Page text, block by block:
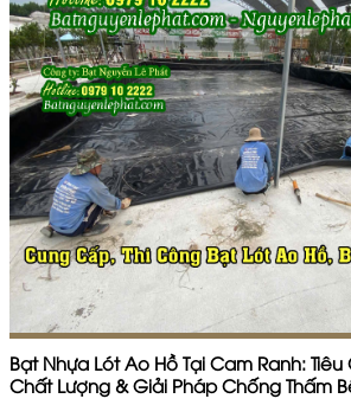
Bạt Nhựa Lót Ao Hồ Tại Cam Ranh: Tiêu
Chất Lượng & Giải Pháp Chống Thấm